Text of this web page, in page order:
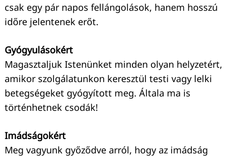
csak egy pár napos fellángolások, hanem hosszú
időre jelentenek erőt.
Gyógyulásokért
Magasztaljuk Istenünket minden olyan helyzetért,
amikor szolgálatunkon keresztül testi vagy lelki
betegségeket gyógyított meg. Általa ma is
történhetnek csodák!
Imádságokért
Meg vagyunk győződve arról, hogy az imádság